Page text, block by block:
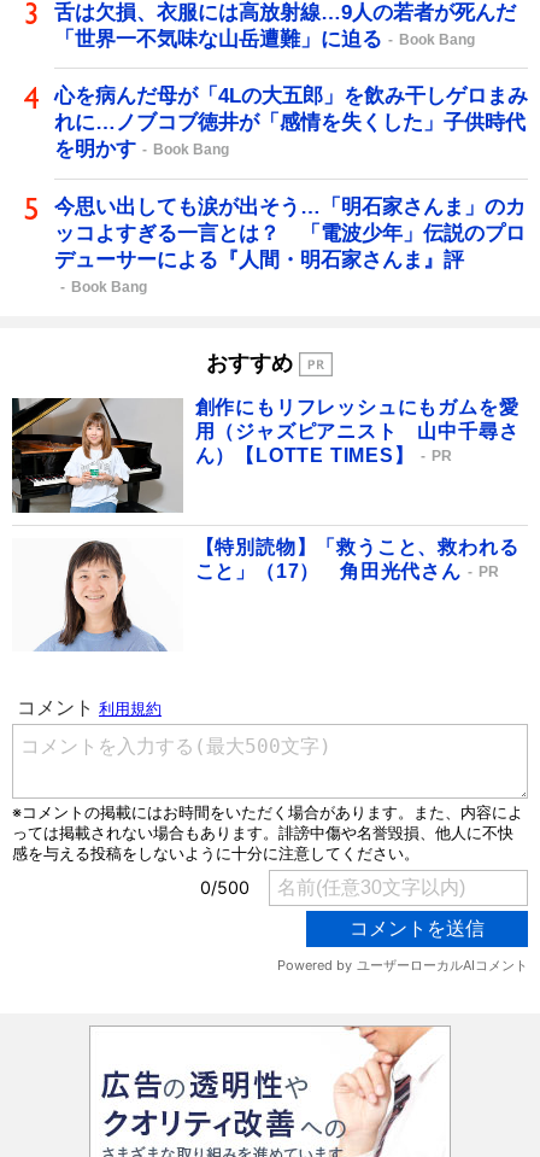
舌は欠損、衣服には高放射線…9人の若者が死んだ
「世界一不気味な山岳遭難」に迫る
Book Bang
心を病んだ母が「4Lの大五郎」を飲み干しゲロまみ
れに…ノブコブ徳井が「感情を失くした」子供時代
を明かす
Book Bang
今思い出しても涙が出そう…「明石家さんま」のカ
ッコよすぎる一言とは？ 「電波少年」伝説のプロ
デューサーによる『人間・明石家さんま』評
Book Bang
おすすめ
創作にもリフレッシュにもガムを愛
用（ジャズピアニスト 山中千尋さ
ん）【LOTTE TIMES】
PR
【特別読物】「救うこと、救われる
こと」（17） 角田光代さん
PR